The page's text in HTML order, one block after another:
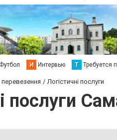
Футбол И Интервью Т Требуется
перевезення Логістичні послуги
послуги